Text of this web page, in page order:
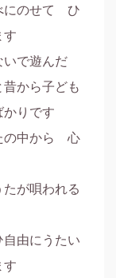
にのせて　ひ
す
いで遊んだ
から子ども
かりです
の中から　心
が唄われる
由にうたい
す